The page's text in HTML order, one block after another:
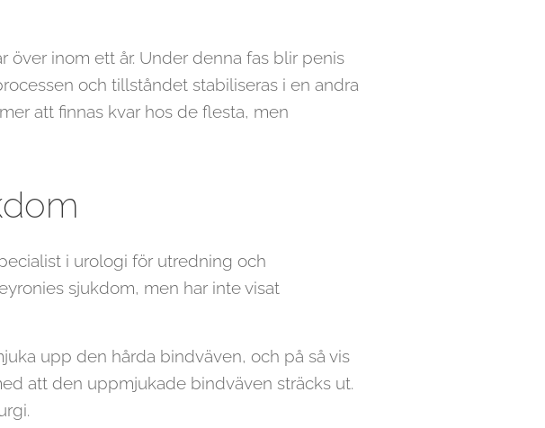
över inom ett år. Under denna fas blir penis
och tillståndet stabiliseras i en andra
att finnas kvar hos de flesta, men
i urologi för utredning och
sjukdom, men har inte visat
upp den hårda bindväven, och på så vis
att den uppmjukade bindväven sträcks ut.